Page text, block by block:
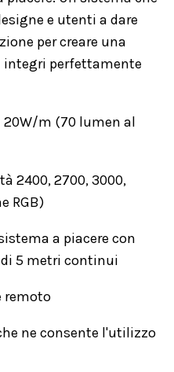
e utenti a dare
per creare una
integri perfettamente
20W/m (70 lumen al
2400, 2700, 3000,
RGB)
a piacere con
5 metri continui
remoto
ne consente l'utilizzo